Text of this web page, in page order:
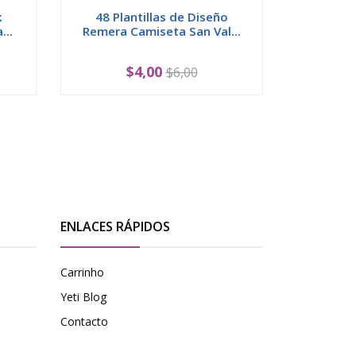
48 Plantillas de Diseño
Remera Camiseta San Val...
$4,00 $6,00
ENLACES RÁPIDOS
Carrinho
Yeti Blog
Contacto